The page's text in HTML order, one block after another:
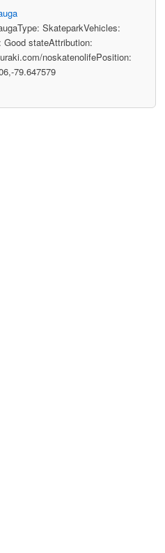
SkateparkVehicles:
Good stateAttribution:
noskatenolifePosition:
79.647579